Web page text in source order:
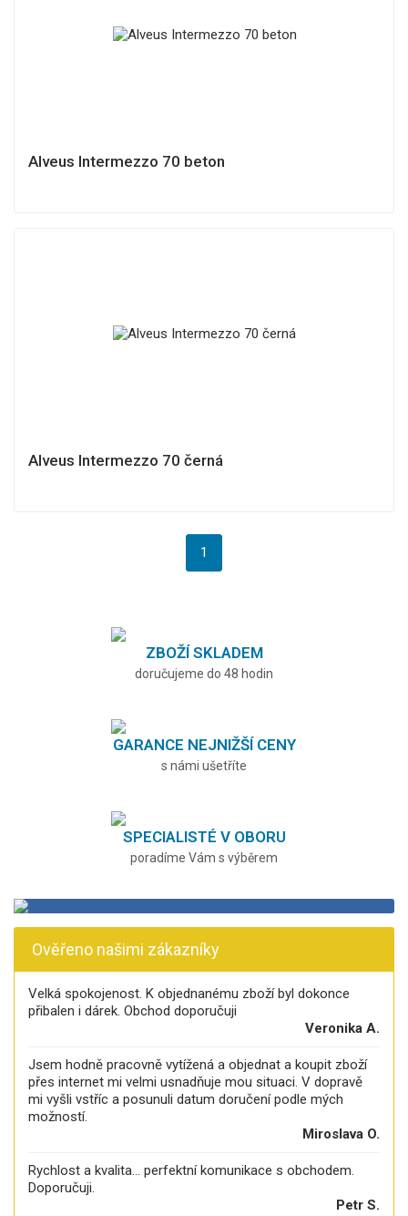
Alveus Intermezzo 70 beton
Alveus Intermezzo 70 černá
1
ZBOŽÍ SKLADEM
doručujeme do 48 hodin
GARANCE NEJNIŽŠÍ CENY
s námi ušetříte
SPECIALISTÉ V OBORU
poradíme Vám s výběrem
Ověřeno našimi zákazníky
Velká spokojenost. K objednanému zboží byl dokonce
přibalen i dárek. Obchod doporučuji
Veronika A.
Jsem hodně pracovně vytížená a objednat a koupit zboží
přes internet mi velmi usnadňuje mou situaci. V dopravě
mi vyšli vstříc a posunuli datum doručení podle mých
možností.
Miroslava O.
Rychlost a kvalita... perfektní komunikace s obchodem.
Doporučuji.
Petr S.